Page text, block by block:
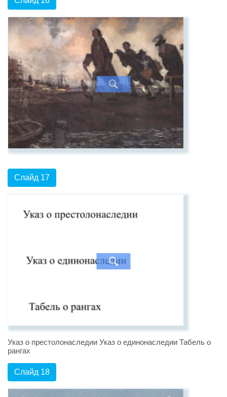
Слайд 17
Указ о престолонаследии Указ о единонаследии Табель о
рангах
Слайд 18